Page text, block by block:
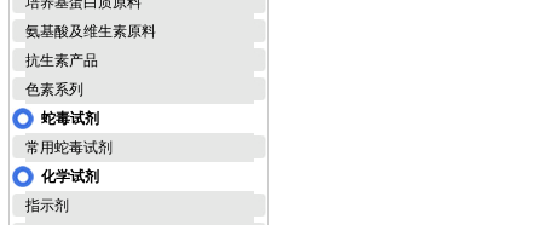
氨基酸及维生素原料
抗生素产品
色素系列
蛇毒试剂
常用蛇毒试剂
化学试剂
指示剂